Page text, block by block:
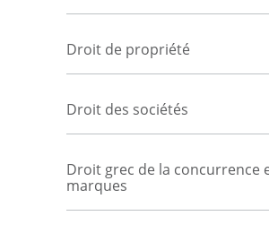
Droit de propriété
Droit des sociétés
Droit grec de la concurrence
marques